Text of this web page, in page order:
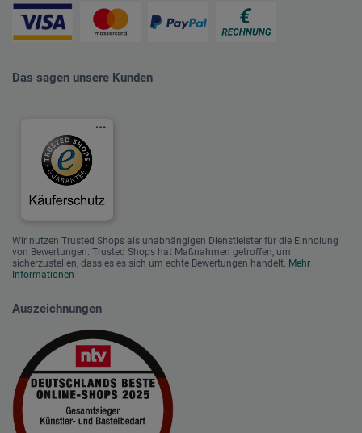
Das sagen unsere Kunden
Wir nutzen Trusted Shops als unabhängigen Dienstleister für die Einholung
von Bewertungen. Trusted Shops hat Maßnahmen getroffen, um
sicherzustellen, dass es es sich um echte Bewertungen handelt. Mehr
Informationen
Auszeichnungen